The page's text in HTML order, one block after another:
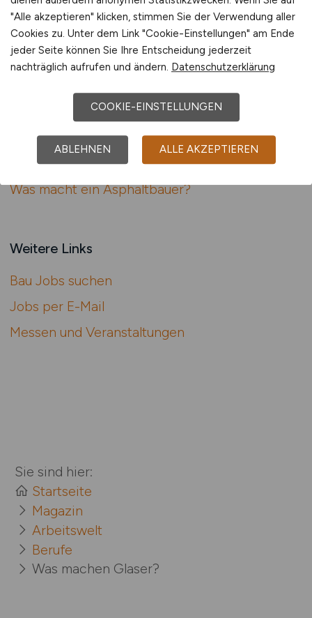
zurück
Weitere Berufe
Was macht ein Werk­polier im Hochbau?
Was macht ein Spezial­tiefbauer?
Was macht ein Umwelt­ingenieur?
Was macht ein Asphalt­bauer?
Weitere Links
Bau Jobs suchen
Jobs per E-Mail
Messen und Veranstaltungen
Sie sind hier:
Startseite
Magazin
Arbeitswelt
Berufe
Was machen Glaser?
"Alle akzeptieren" klicken, stimmen Sie der Verwendung aller
Cookies zu. Unter dem Link "Cookie-Einstellungen" am Ende
jeder Seite können Sie Ihre Entscheidung jederzeit
nachträglich aufrufen und ändern. Datenschutzerklärung
COOKIE-EINSTELLUNGEN
ABLEHNEN ALLE AKZEPTIEREN